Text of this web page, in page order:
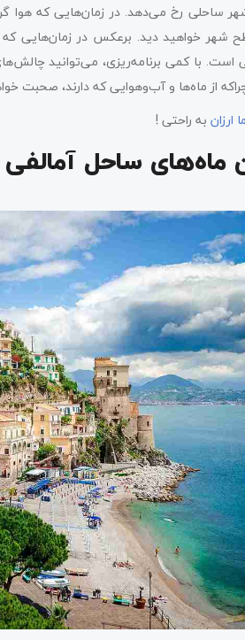
خلوت‌ترین ماه‌های آمالفی
و سپتامبر؛ آفتاب تابستانی
برای بازدید از آمالفی
کلیک درباره بهترین زمان سفر به آمالفی
ساحلی رخ می‌دهد. در زمان‌هایی که هوا
شهر خواهید دید. برعکس در زمان‌هایی
است. با کمی برنامه‌ریزی، می‌توانید
از ماه‌ها و آب‌وهوایی که دارند، صحبت
ارزان به راحتی !
ماه‌های ساحل آمالفی